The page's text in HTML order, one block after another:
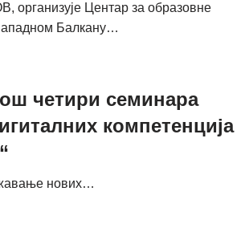
организује Центар за образовне
Балкану…
четири семинара
компетенција
нових…